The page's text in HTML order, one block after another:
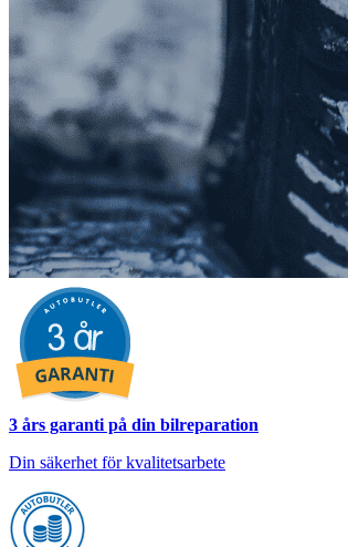
3 års garanti på din bilreparation
Din säkerhet för kvalitetsarbete